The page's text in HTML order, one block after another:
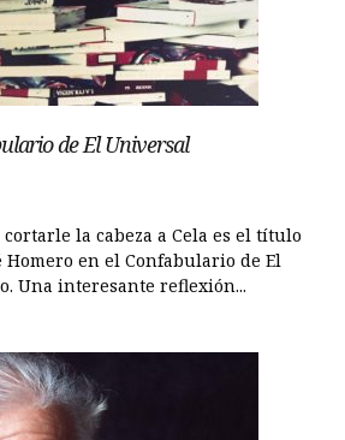
de El Universal
la cabeza a Cela es el título
Homero en el Confabulario de El
Una interesante reflexión...